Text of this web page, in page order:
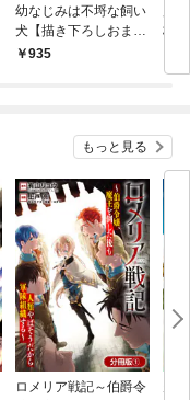
幼なじみは不埒な飼い
犬【描き下ろしおまけ
付き特装版】
935
栖
もっと見る
ロメリア戦記～伯爵令